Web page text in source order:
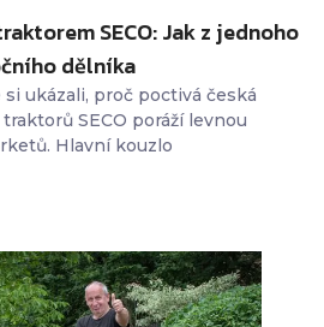
SECO: Jak z jednoho
dělníka
ukázali, proč poctivá česká
SECO poráží levnou
Hlavní kouzlo